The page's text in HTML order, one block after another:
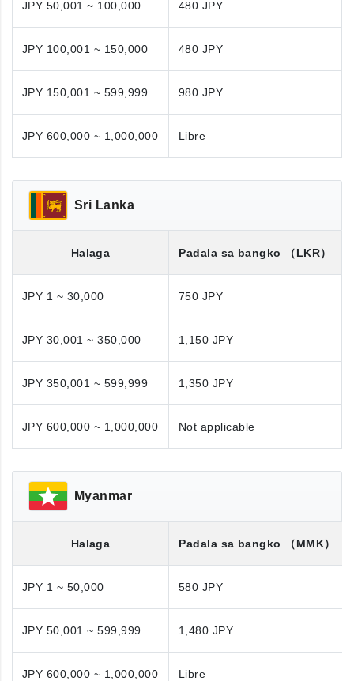
JPY 50,001 ~ 100,000 480 JPY
JPY 100,001 ~ 150,000 480 JPY
JPY 150,001 ~ 599,999 980 JPY
JPY 600,000 ~ 1,000,000 Libre
Sri Lanka
Halaga Padala sa bangko （LKR）
JPY 1 ~ 30,000 750 JPY
JPY 30,001 ~ 350,000 1,150 JPY
JPY 350,001 ~ 599,999 1,350 JPY
JPY 600,000 ~ 1,000,000 Not applicable
Myanmar
Halaga Padala sa bangko （MMK）
JPY 1 ~ 50,000 580 JPY
JPY 50,001 ~ 599,999 1,480 JPY
JPY 600,000 ~ 1,000,000 Libre